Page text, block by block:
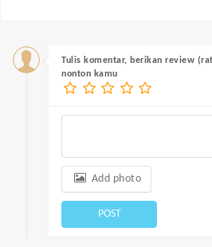
Tulis komentar, berikan review
nonton kamu
Add photo
POST